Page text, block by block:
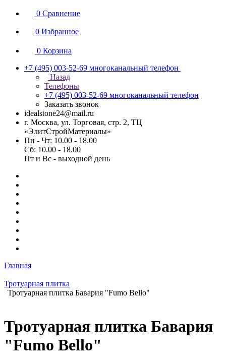
0 Сравнение
0 Избранное
0 Корзина
+7 (495) 003-52-69 многоканальный телефон
Назад
Телефоны
+7 (495) 003-52-69 многоканальный телефон
Заказать звонок
idealstone24@mail.ru
г. Москва, ул. Торговая, стр. 2, ТЦ
«ЭлитСтройМатериалы»
Пн - Чт: 10.00 - 18.00
Сб: 10.00 - 18.00
Пт и Вс - выходной день
Главная
Тротуарная плитка
Тротуарная плитка Бавария "Fumo Bello"
Тротуарная плитка Бавария
"Fumo Bello"